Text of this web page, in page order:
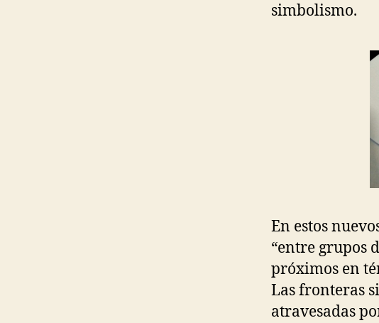
simbolismo.
En estos
“entre grupos
próximos en
Las fronteras
atravesadas